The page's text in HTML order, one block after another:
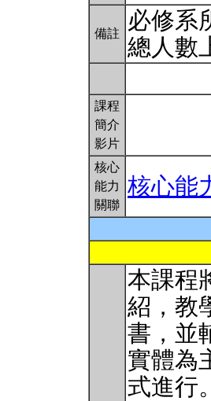
備註
必修系
總人數
課程
簡介
影片
核心
能力
關聯
核心能
本課程
紹，教
書，並
實體為
式進行。